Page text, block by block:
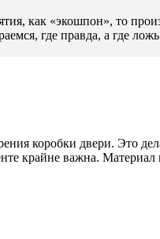
как «экошпон», то
где правда, а где
коробки двери. Это
крайне важна. Материал